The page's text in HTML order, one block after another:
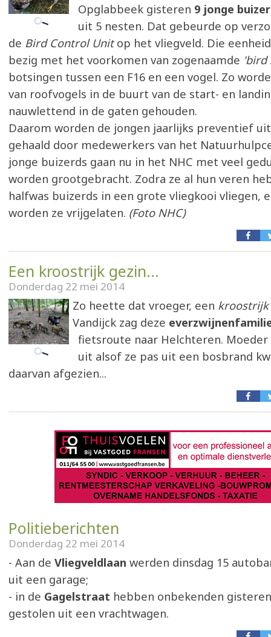
Opglabbeek gisteren 9 jonge
uit 5 nesten. Dat gebeurde op
de Bird Control Unitop het vliegveld. Die
bezig met het voorkomen van zogenaamde 'bird
botsingen tussen een F16 en een vogel. Zo
van roofvogels in de buurt van de start- en
nauwlettend in de gaten gehouden.
Daarom worden de jongen jaarlijks preventief
gehaald door medewerkers van het
jonge buizerds gaan nu in het NHC met veel
worden grootgebracht. Zodra ze al hun veren
halfwas buizerds in een grote vliegkooi vliegen,
worden ze vrijgelaten. (Foto NHC)
Een kroostrijk gezin...
Donderdag 22 mei 2014
Zo heette dat vroeger, een kroostrijk
Vandijck zag deze
fietsroute naar Helchteren. Moeder
uit alsof ze pas uit een bosbrand
daarvan afgezien...
Politieberichten
Donderdag 22 mei 2014
- Aan de Vliegveldlaan werden dinsdag 15
uit een garage;
- in de Gagelstraat hebben onbekenden
gestolen uit een vrachtwagen.